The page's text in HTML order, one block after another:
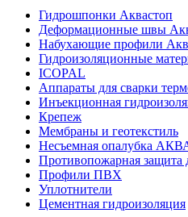
Гидрошпонки Аквастоп
Деформационные швы
Набухающие профили
Гидроизоляционные
ICOPAL
Аппараты для сварки
Инъекционная
Крепеж
Мембраны и геотекстиль
Несъемная опалубка
Противопожарная
Профили ПВХ
Уплотнители
Цементная гидроизоляция